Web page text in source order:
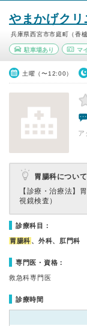
やまかげクリ
兵庫県西宮市市庭町（香
駐車場あり マ
土曜（〜12:00）
胃腸科について
【診療・治療法】
視鏡検査）
診療科目：
胃腸科 、外科、肛門科
専門医・資格：
救急科専門医
診療時間